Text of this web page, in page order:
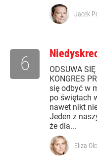
Jacek
ODSUWA
KONGRES
się odbyć w
po świętach
nawet nikt
Jeden z
że dla...
6
Eliza